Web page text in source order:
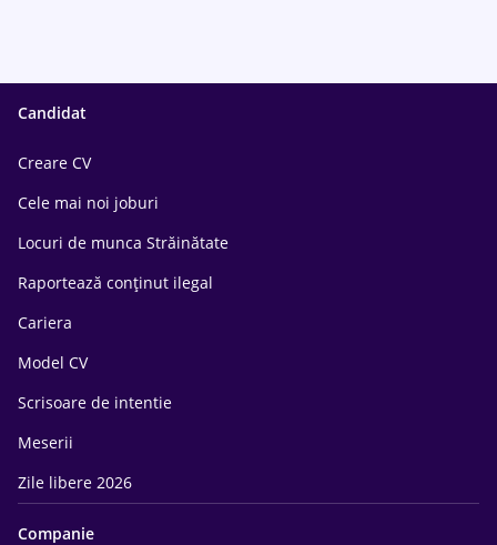
Candidat
Creare CV
Cele mai noi joburi
Locuri de munca Străinătate
Raportează conținut ilegal
Cariera
Model CV
Scrisoare de intentie
Meserii
Zile libere 2026
Companie